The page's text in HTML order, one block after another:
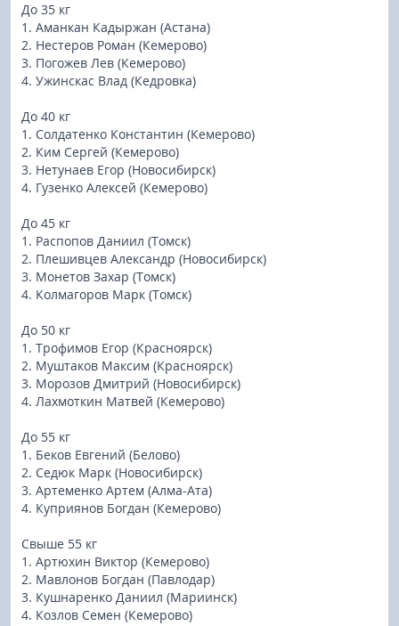
До 35 кг
1. Аманкан Кадыржан (Астана)
2. Нестеров Роман (Кемерово)
3. Погожев Лев (Кемерово)
4. Ужинскас Влад (Кедровка)
До 40 кг
1. Солдатенко Константин (Кемерово)
2. Ким Сергей (Кемерово)
3. Нетунаев Егор (Новосибирск)
4. Гузенко Алексей (Кемерово)
До 45 кг
1. Распопов Даниил (Томск)
2. Плешивцев Александр (Новосибирск)
3. Монетов Захар (Томск)
4. Колмагоров Марк (Томск)
До 50 кг
1. Трофимов Егор (Красноярск)
2. Муштаков Максим (Красноярск)
3. Морозов Дмитрий (Новосибирск)
4. Лахмоткин Матвей (Кемерово)
До 55 кг
1. Беков Евгений (Белово)
2. Седюк Марк (Новосибирск)
3. Артеменко Артем (Алма-Ата)
4. Куприянов Богдан (Кемерово)
Свыше 55 кг
1. Артюхин Виктор (Кемерово)
2. Мавлонов Богдан (Павлодар)
3. Кушнаренко Даниил (Мариинск)
4. Козлов Семен (Кемерово)